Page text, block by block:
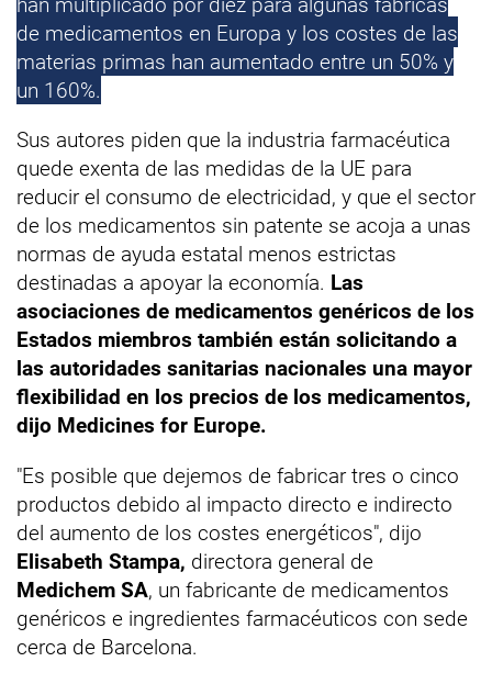
de medicamentos en Europa y los costes de las
materias primas han aumentado entre un 50% y
un 160%.
Sus autores piden que la industria farmacéutica
quede exenta de las medidas de la UE para
reducir el consumo de electricidad, y que el sector
de los medicamentos sin patente se acoja a unas
normas de ayuda estatal menos estrictas
destinadas a apoyar la economía. Las
asociaciones de medicamentos genéricos de los
Estados miembros también están solicitando a
las autoridades sanitarias nacionales una mayor
flexibilidad en los precios de los medicamentos,
dijo Medicines for Europe.
"Es posible que dejemos de fabricar tres o cinco
productos debido al impacto directo e indirecto
del aumento de los costes energéticos", dijo
Elisabeth Stampa, directora general de
Medichem SA, un fabricante de medicamentos
genéricos e ingredientes farmacéuticos con sede
cerca de Barcelona.